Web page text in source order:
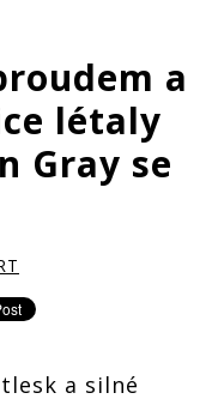
a
létaly
Gray se
a silné